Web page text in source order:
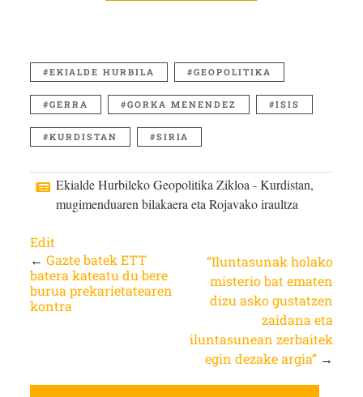
EKIALDE HURBILA GEOPOLITIKA
GERRA GORKA MENENDEZ ISIS
KURDISTAN SIRIA
Ekialde Hurbileko Geopolitika Zikloa - Kurdistan,
mugimenduaren bilakaera eta Rojavako iraultza
Edit
← Gazte batek ETT
batera kateatu du bere
burua prekarietatearen
kontra
“Iluntasunak holako
misterio bat ematen
dizu asko gustatzen
zaidana eta
iluntasunean zerbaitek
egin dezake argia” →